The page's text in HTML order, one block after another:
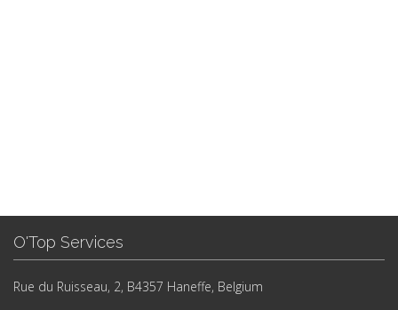
O'Top Services
Rue du Ruisseau, 2, B4357 Haneffe, Belgium